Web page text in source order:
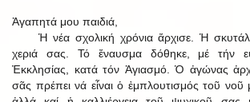
Ἀγαπητά μου παιδιά,
Ἡ νέα σχολική χρόνια ἄρχισε. Ἡ
χεριά σας. Τό ἔναυσμα δόθηκε, μέ τήν
Ἐκκλησίας, κατά τόν Ἁγιασμό. Ὁ ἀγώνας
σᾶς πρέπει νά εἶναι ὁ ἐμπλουτισμός τοῦ νοῦ